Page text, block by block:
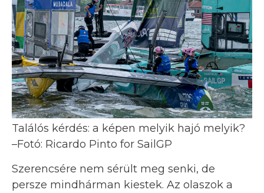
Találós kérdés: a képen melyik hajó melyik?
–Fotó: Ricardo Pinto for SailGP
Szerencsére nem sérült meg senki, de
persze mindhárman kiestek. Az olaszok a